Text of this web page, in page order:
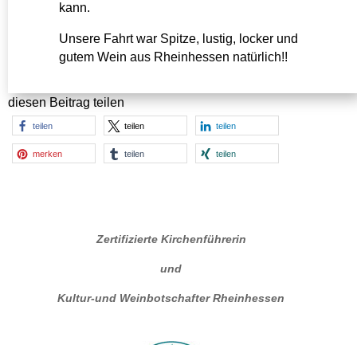
kann.
Unsere Fahrt war Spitze, lustig, locker und
gutem Wein aus Rheinhessen natürlich!!
diesen Beitrag teilen
teilen teilen teilen
merken teilen teilen
Zertifizierte Kirchenführerin
und
Kultur-und Weinbotschafter Rheinhessen